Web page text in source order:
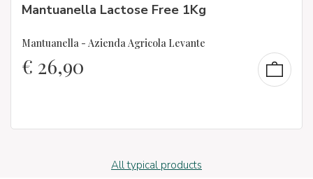
Mantuanella Lactose Free 1Kg
Mantuanella - Azienda Agricola Levante
€ 26,90
All typical products